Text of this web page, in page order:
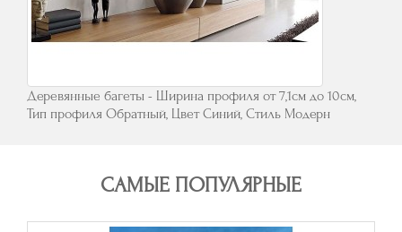
Деревянные багеты - Ширина профиля от 7,1см до 10см,
Тип профиля Обратный, Цвет Синий, Стиль Модерн
САМЫЕ ПОПУЛЯРНЫЕ